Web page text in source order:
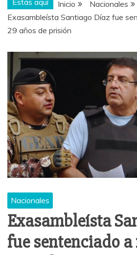
Inicio
Nacionales
Exasambleísta Santiago Díaz fue
29 años de prisión
Nacionales
Exasambleísta
fue sentenciado a